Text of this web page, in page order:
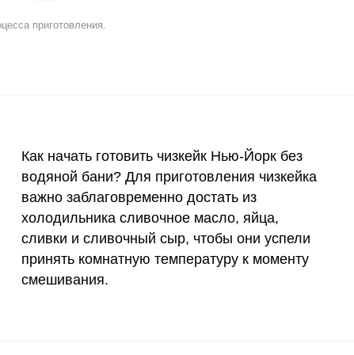
90 мкг 0.7
15 мг 38.6
50 мг 14.5
120 мкг
приготовления.
Как начать готовить чизкейк Нью-Йорк без
водяной бани? Для приготовления чизкейка
важно заблаговременно достать из
холодильника сливочное масло, яйца,
сливки и сливочный сыр, чтобы они успели
принять комнатную температуру к моменту
смешивания.
ВХОД НА САЙТ РЕГИСТРАЦИЯ
с помощью социальных сетей: